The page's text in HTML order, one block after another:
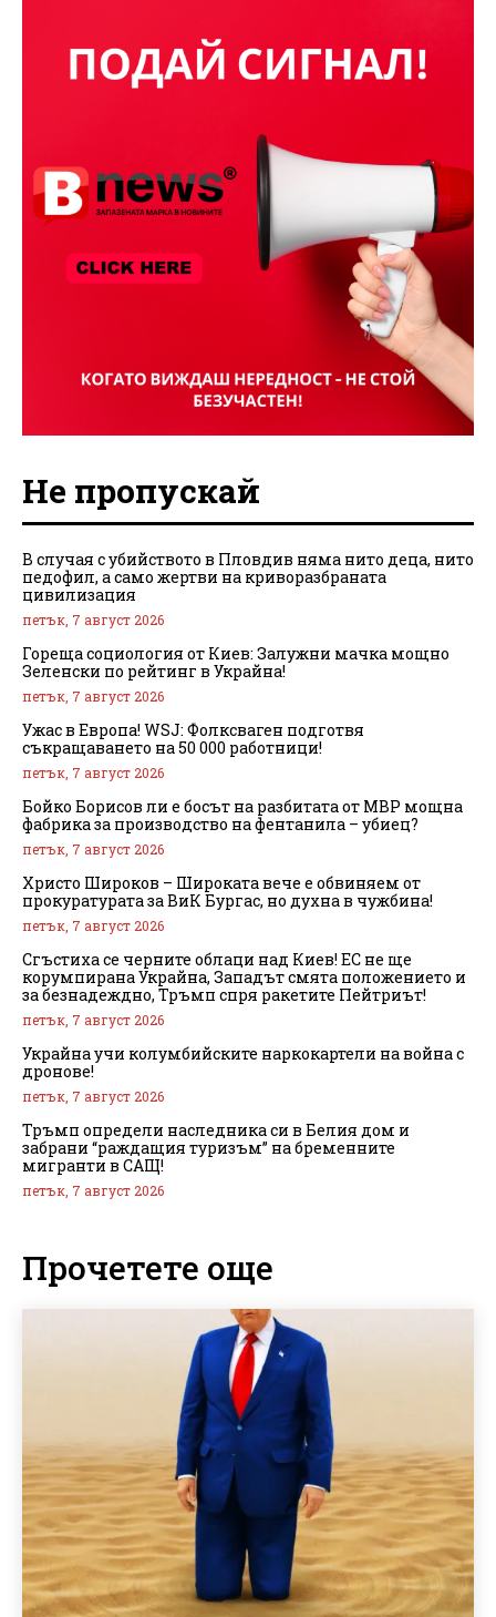
Не пропускай
В случая с убийството в Пловдив няма нито деца, нито
педофил, а само жертви на криворазбраната
цивилизация
петък, 7 август 2026
Гореща социология от Киев: Залужни мачка мощно
Зеленски по рейтинг в Украйна!
петък, 7 август 2026
Ужас в Европа! WSJ: Фолксваген подготвя
съкращаването на 50 000 работници!
петък, 7 август 2026
Бойко Борисов ли е босът на разбитата от МВР мощна
фабрика за производство на фентанила – убиец?
петък, 7 август 2026
Христо Широков – Широката вече е обвиняем от
прокуратурата за ВиК Бургас, но духна в чужбина!
петък, 7 август 2026
Сгъстиха се черните облаци над Киев! ЕС не ще
корумпирана Украйна, Западът смята положението и
за безнадеждно, Тръмп спря ракетите Пейтриът!
петък, 7 август 2026
Украйна учи колумбийските наркокартели на война с
дронове!
петък, 7 август 2026
Тръмп определи наследника си в Белия дом и
забрани “раждащия туризъм” на бременните
мигранти в САЩ!
петък, 7 август 2026
Прочетете още